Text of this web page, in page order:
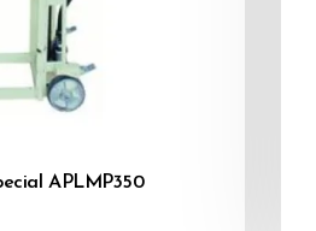
APLMP350